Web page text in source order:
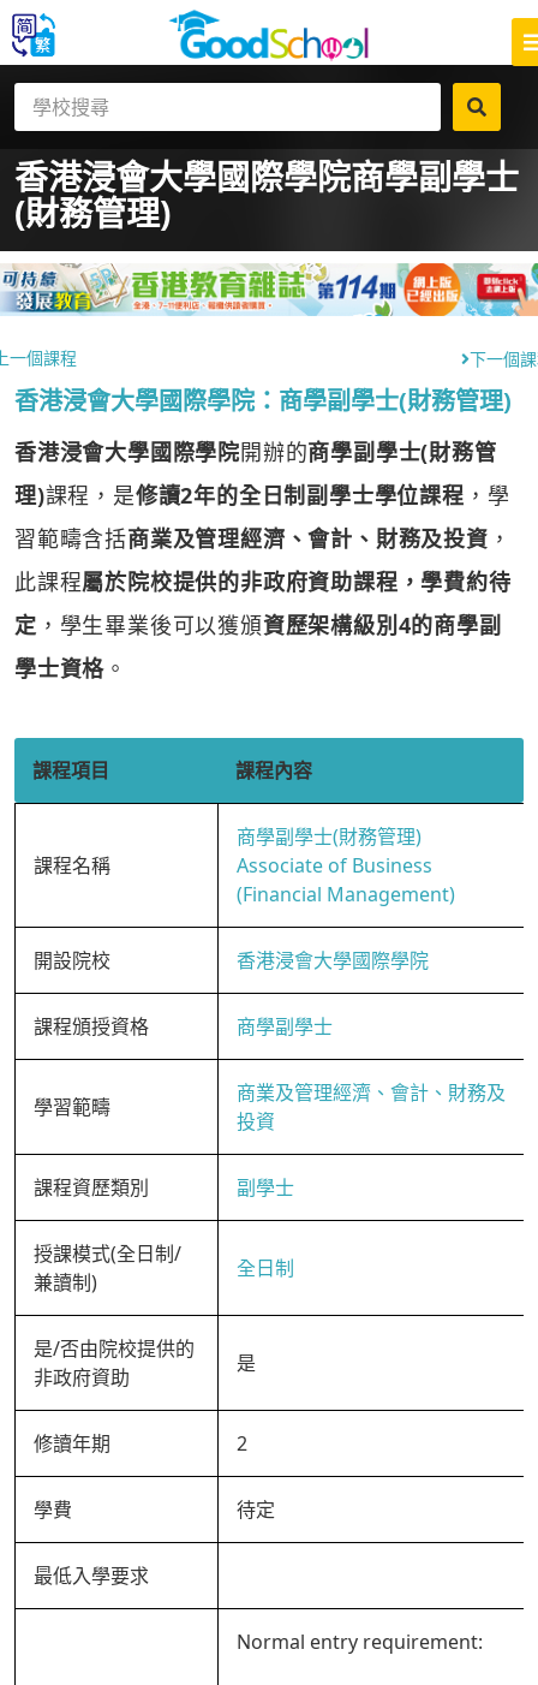
香港浸會大學國際學院商學副學士
(財務管理)
一個課程 下一個
香港浸會大學國際學院：商學副學士(財務管理)
香港浸會大學國際學院開辦的商學副學士(財務管
理)課程，是修讀2年的全日制副學士學位課程 ，學
習範疇含括商業及管理經濟、會計、財務及投資 ，
此課程屬於院校提供的非政府資助課程，學費約待
定 ，學生畢業後可以獲頒資歷架構級別4的商學副
學士資格 。
課程項目 課程內容
課程名稱
商學副學士(財務管理)
Associate of Business
(Financial Management)
開設院校 香港浸會大學國際學院
課程頒授資格 商學副學士
學習範疇
商業及管理經濟、會計、財務及
投資
課程資歷類別 副學士
授課模式(全日制/
兼讀制)
全日制
是/否由院校提供的
非政府資助
是
修讀年期 2
學費 待定
最低入學要求
Normal entry requirement: